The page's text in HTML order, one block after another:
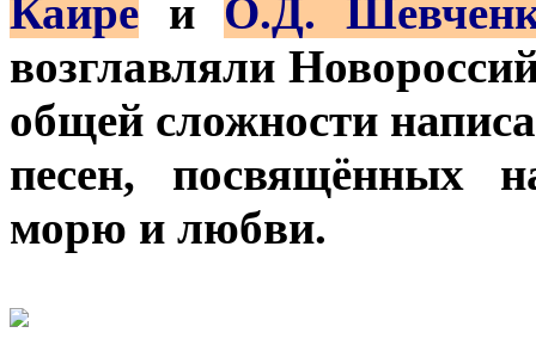
Каире и О.Д.
возглавляли
общей сложности
песен, посвящённых
морю и любви.